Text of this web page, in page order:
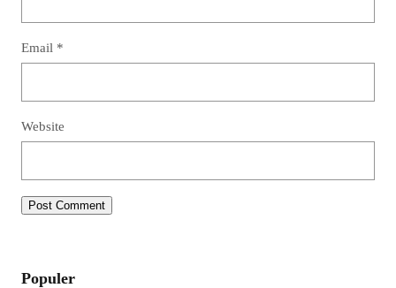
Email *
Website
Populer